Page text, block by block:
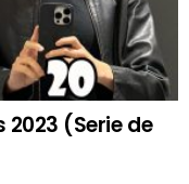
(Serie de